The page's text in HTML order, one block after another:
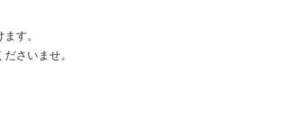
す。
さいませ。